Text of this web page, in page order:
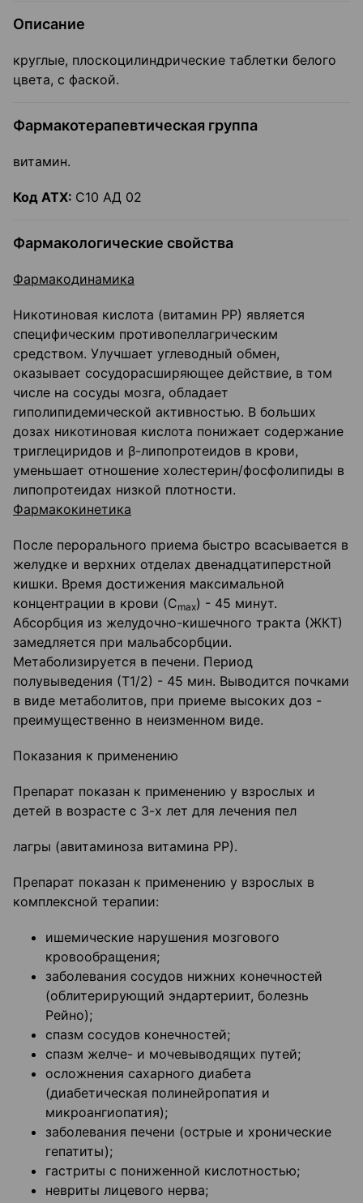
Описание
круглые, плоскоцилиндрические таблетки белого
цвета, с фаской.
Фармакотерапевтическая группа
витамин.
Код ATX: С10 АД 02
Фармакологические свойства
Фармакодинамика
Никотиновая кислота (витамин РР) является
специфическим противопеллагрическим
средством. Улучшает углеводный обмен,
оказывает сосудорасширяющее действие, в том
числе на сосуды мозга, обладает
гиполипидемической активностью. В больших
дозах ни­котиновая кислота понижает содержание
триглециридов и β-липопротеидов в крови,
уменьшает отношение холестерин/фосфолипиды в
липопротеидах низкой плотности.
Фармакокинетика
После перорального приема быстро всасывается в
желудке и верхних отделах двенадца­типерстной
кишки. Время достижения максимальной
концентрации в крови (Сmax) - 45 минут.
Абсорбция из желудочно-кишечного тракта (ЖКТ)
замедляется при мальаб­сорбции.
Метаболизируется в печени. Период
полувыведения (Т1/2) - 45 мин. Выводится почками
в виде метаболитов, при приеме высоких доз -
преимущественно в неизменном виде.
Показания к применению
Препарат показан к применению у взрослых и
детей в возрасте с 3-х лет для лечения пел­
лагры (авитаминоза витамина РР).
Препарат показан к применению у взрослых в
комплексной терапии:
ишемические нарушения мозгового
кровообращения;
заболевания сосудов нижних конечностей
(облитерирующий эндартериит, болезнь
Рейно);
спазм сосудов конечностей;
спазм желче- и мочевыводящих путей;
осложнения сахарного диабета
(диабетическая полинейропатия и
микроангиопа­тия);
заболевания печени (острые и хронические
гепатиты);
гастриты с пониженной кислотностью;
невриты лицевого нерва;